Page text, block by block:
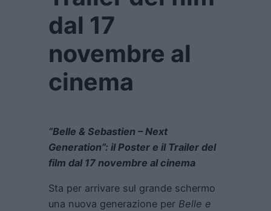
dal 17
novembre al
cinema
“Belle & Sebastien – Next
Generation”: il Poster e il Trailer del
film dal 17 novembre al cinema
Sta per arrivare sul grande schermo
una nuova generazione per Belle e